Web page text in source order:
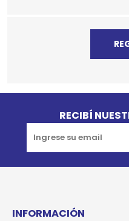
RECIBÍ
INFORMACIÓN